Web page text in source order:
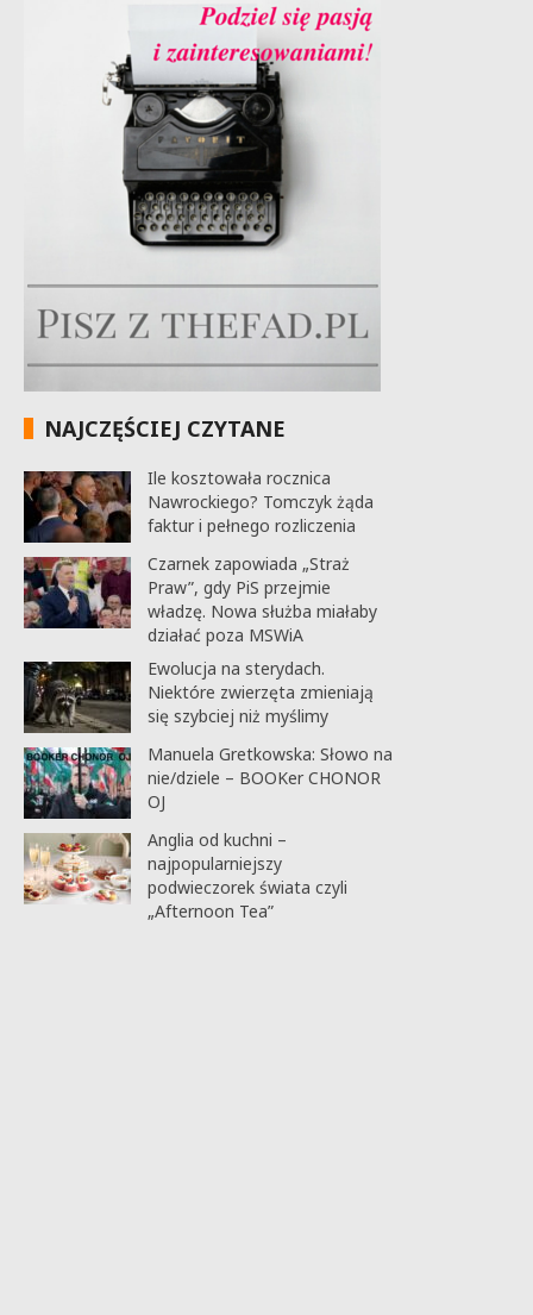
NAJCZĘŚCIEJ CZYTANE
Ile kosztowała rocznica
Nawrockiego? Tomczyk żąda
faktur i pełnego rozliczenia
Czarnek zapowiada „Straż
Praw”, gdy PiS przejmie
władzę. Nowa służba miałaby
działać poza MSWiA
Ewolucja na sterydach.
Niektóre zwierzęta zmieniają
się szybciej niż myślimy
Manuela Gretkowska: Słowo na
nie/dziele – BOOKer CHONOR
OJ
Anglia od kuchni –
najpopularniejszy
podwieczorek świata czyli
„Afternoon Tea”